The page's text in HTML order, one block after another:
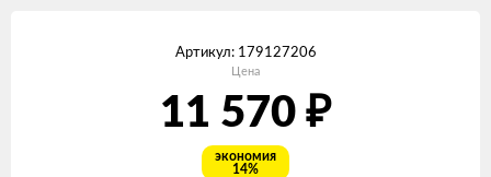
Артикул: 179127206
Цена
11 570 ₽
экономия
14%